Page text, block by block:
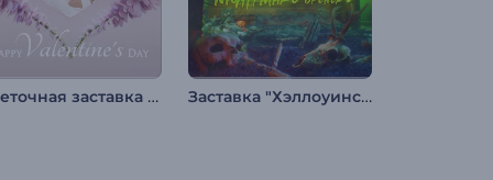
Цветочная заставка ко Дню св. Валентина Заставка "Хэллоуинский кошмар"